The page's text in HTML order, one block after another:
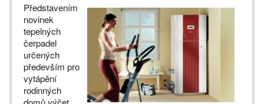
Představením
novinek
tepelných
čerpadel
určených
především pro
vytápění
rodinných